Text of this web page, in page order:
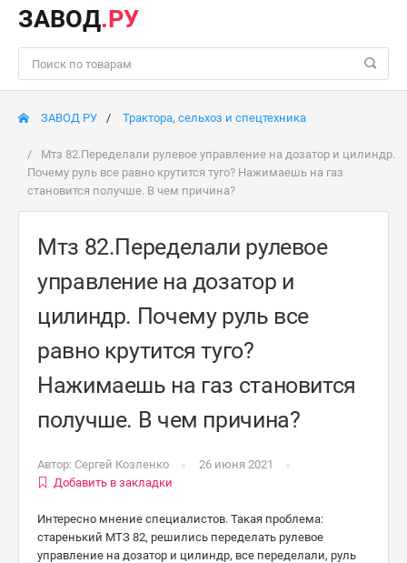
ЗАВОД.РУ
ЗАВОД РУ Трактора, сельхоз и спецтехника
Мтз 82.Переделали рулевое управление на дозатор и цилиндр.
Почему руль все равно крутится туго? Нажимаешь на газ
становится получше. В чем причина?
Мтз 82.Переделали рулевое
управление на дозатор и
цилиндр. Почему руль все
равно крутится туго?
Нажимаешь на газ становится
получше. В чем причина?
Автор: Сергей Козленко
26 июня 2021
Добавить в закладки
Интересно мнение специалистов. Такая проблема:
старенький МТЗ 82, решились переделать рулевое
управление на дозатор и цилиндр, все переделали, руль